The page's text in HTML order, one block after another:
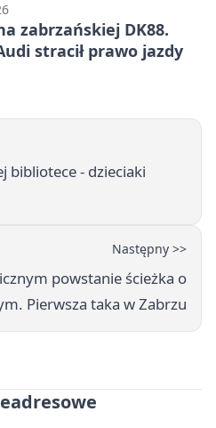
zabrzańskiej DK88.
stracił prawo jazdy
bibliotece - dzieciaki
Następny >>
powstanie ścieżka o
Pierwsza taka w Zabrzu